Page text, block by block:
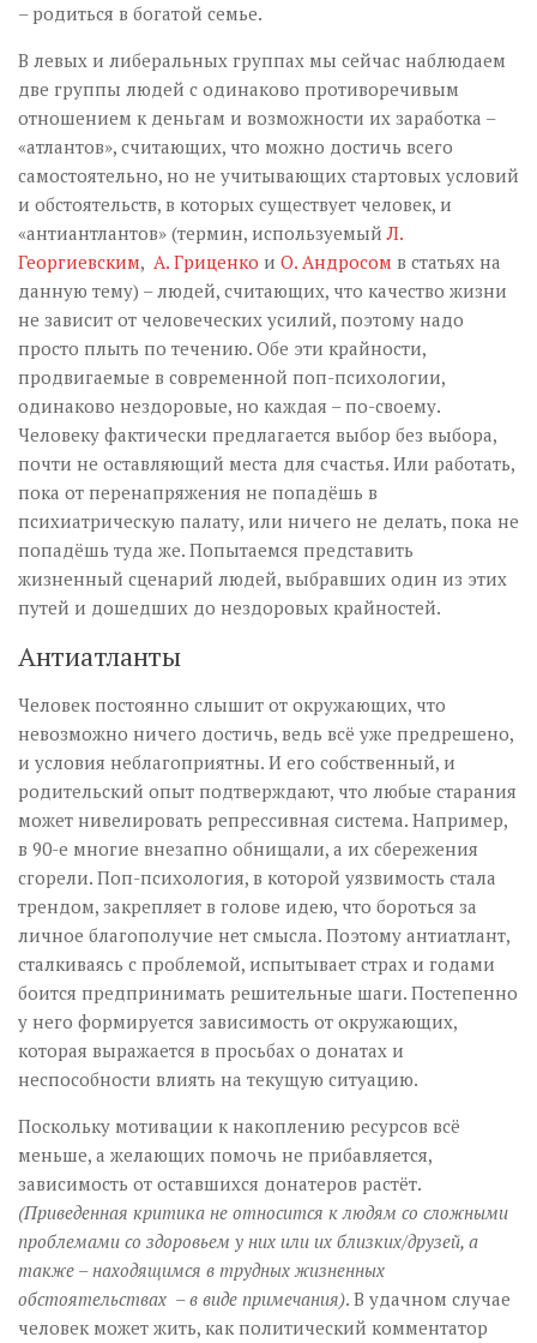
– родиться в богатой семье.
В левых и либеральных группах мы сейчас наблюдаем
две группы людей с одинаково противоречивым
отношением к деньгам и возможности их заработка –
«атлантов», считающих, что можно достичь всего
самостоятельно, но не учитывающих стартовых условий
и обстоятельств, в которых существует человек, и
«антиантлантов» (термин, используемыйЛ.
Георгиевским, А. Гриценко и О. Андросом в статьях на
данную тему) – людей, считающих, что качество жизни
не зависит от человеческих усилий, поэтому надо
просто плыть по течению. Обе эти крайности,
продвигаемые в современной поп-психологии,
одинаково нездоровые, но каждая – по-своему.
Человеку фактически предлагается выбор без выбора,
почти не оставляющий места для счастья. Или работать,
пока от перенапряжения не попадёшь в
психиатрическую палату, или ничего не делать, пока не
попадёшь туда же. Попытаемся представить
жизненный сценарий людей, выбравших один из этих
путей и дошедших до нездоровых крайностей.
Антиатланты
Человек постоянно слышит от окружающих, что
невозможно ничего достичь, ведь всё уже предрешено,
и условия неблагоприятны. И его собственный, и
родительский опыт подтверждают, что любые старания
может нивелировать репрессивная система. Например,
в 90-е многие внезапно обнищали, а их сбережения
сгорели. Поп-психология, в которой уязвимость стала
трендом, закрепляет в голове идею, что бороться за
личное благополучие нет смысла. Поэтому антиатлант,
сталкиваясь с проблемой, испытывает страх и годами
боится предпринимать решительные шаги. Постепенно
у него формируется зависимость от окружающих,
которая выражается в просьбах о донатах и
неспособности влиять на текущую ситуацию.
Поскольку мотивации к накоплению ресурсов всё
меньше, а желающих помочь не прибавляется,
зависимость от оставшихся донатеров растёт.
(Приведенная критика не относится к людям со сложными
проблемами со здоровьем у них или их близких/друзей, а
также – находящимся в трудных жизненных
обстоятельствах – в виде примечания). В удачном случае
человек может жить, как политический комментатор